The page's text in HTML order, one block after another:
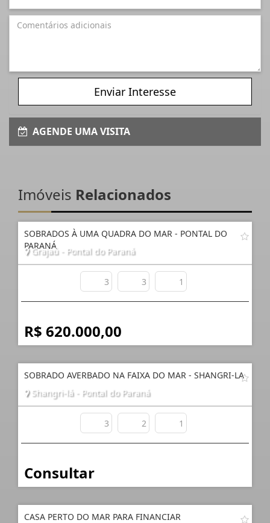
Enviar Interesse
AGENDE UMA VISITA
Imóveis Relacionados
SOBRADOS À UMA QUADRA DO MAR - PONTAL DO
PARANÁ
Grajaú - Pontal do Paraná
3 3 1
R$ 620.000,00
SOBRADO AVERBADO NA FAIXA DO MAR - SHANGRI-LA
Shangri-lá - Pontal do Paraná
3 2 1
Consultar
CASA PERTO DO MAR PARA FINANCIAR